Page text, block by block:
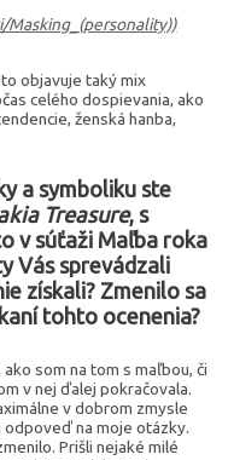
objavuje taký mix
celého dospievania, ako
ženská hanba,
a symboliku ste
Treasure, s
v súťaži Maľba roka
Vás sprevádzali
získali? Zmenilo sa
tohto ocenenia?
som na tom s maľbou, či
v nej ďalej pokračovala.
v dobrom zmysle
na moje otázky.
Prišli nejaké milé